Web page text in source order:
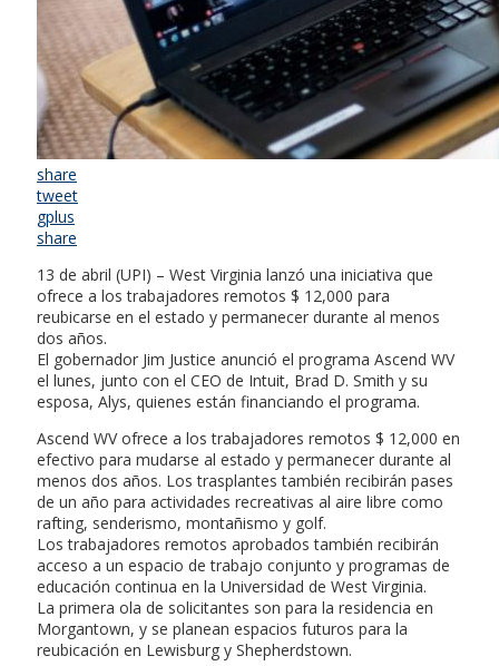
share
tweet
gplus
share
13 de abril (UPI) – West Virginia lanzó una iniciativa que
ofrece a los trabajadores remotos $ 12,000 para
reubicarse en el estado y permanecer durante al menos
dos años.
El gobernador Jim Justice anunció el programa Ascend WV
el lunes, junto con el CEO de Intuit, Brad D. Smith y su
esposa, Alys, quienes están financiando el programa.
Ascend WV ofrece a los trabajadores remotos $ 12,000 en
efectivo para mudarse al estado y permanecer durante al
menos dos años. Los trasplantes también recibirán pases
de un año para actividades recreativas al aire libre como
rafting, senderismo, montañismo y golf.
Los trabajadores remotos aprobados también recibirán
acceso a un espacio de trabajo conjunto y programas de
educación continua en la Universidad de West Virginia.
La primera ola de solicitantes son para la residencia en
Morgantown, y se planean espacios futuros para la
reubicación en Lewisburg y Shepherdstown.